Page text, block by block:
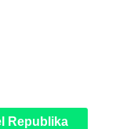
Republika